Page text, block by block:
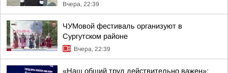
Вчера, 22:39
ЧУМовой фестиваль организуют в
Сургутском районе
Вчера, 22:39
«Наш общий труд действительно важен»: